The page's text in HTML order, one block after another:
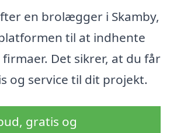
en brolægger i Skamby,
til at indhente
Det sikrer, at du får
og service til dit projekt.
gratis og